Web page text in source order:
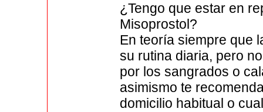
¿Tengo que estar en
Misoprostol?
En teoría siempre que
su rutina diaria, pero
por los sangrados o
asimismo te
domicilio habitual o